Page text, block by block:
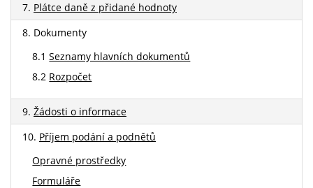
7. Plátce daně z přidané hodnoty
8. Dokumenty
8.1Seznamy hlavních dokumentů
8.2 Rozpočet
9. Žádosti o informace
10. Příjem podání a podnětů
Opravné prostředky
Formuláře